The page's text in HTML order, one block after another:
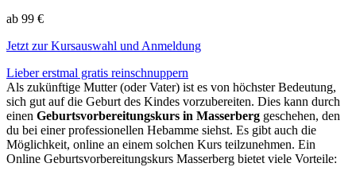
ab 99 €
Jetzt zur Kursauswahl und Anmeldung
Lieber erstmal gratis reinschnuppern
Als zukünftige Mutter (oder Vater) ist es von höchster Bedeutung,
sich gut auf die Geburt des Kindes vorzubereiten. Dies kann durch
einen Geburtsvorbereitungskurs in Masserberg geschehen, den
du bei einer professionellen Hebamme siehst. Es gibt auch die
Möglichkeit, online an einem solchen Kurs teilzunehmen. Ein
Online Geburtsvorbereitungskurs Masserberg bietet viele Vorteile: